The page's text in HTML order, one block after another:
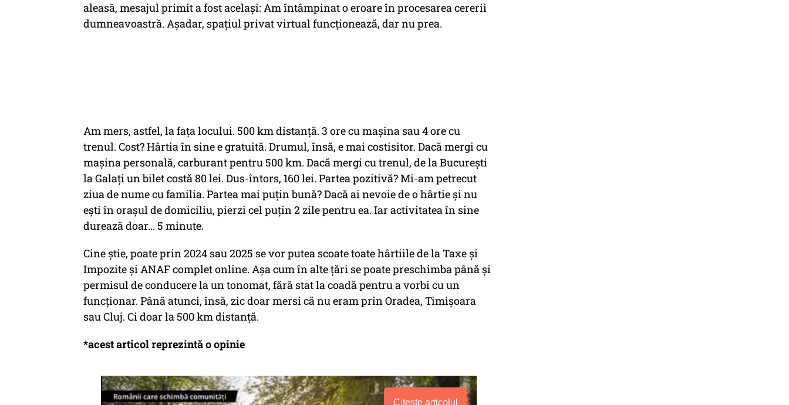
aleasă, mesajul primit a fost acelaşi: Am întâmpinat o eroare în procesarea cererii
dumneavoastră. Aşadar, spaţiul privat virtual funcţionează, dar nu prea.
Am mers, astfel, la faţa locului. 500 km distanţă. 3 ore cu maşina sau 4 ore cu
trenul. Cost? Hârtia în sine e gratuită. Drumul, însă, e mai costisitor. Dacă mergi cu
maşina personală, carburant pentru 500 km. Dacă mergi cu trenul, de la Bucureşti
la Galaţi un bilet costă 80 lei. Dus-întors, 160 lei. Partea pozitivă? Mi-am petrecut
ziua de nume cu familia. Partea mai puţin bună? Dacă ai nevoie de o hârtie şi nu
eşti în oraşul de domiciliu, pierzi cel puţin 2 zile pentru ea. Iar activitatea în sine
durează doar... 5 minute.
Cine ştie, poate prin 2024 sau 2025 se vor putea scoate toate hârtiile de la Taxe şi
Impozite şi ANAF complet online. Aşa cum în alte ţări se poate preschimba până şi
permisul de conducere la un tonomat, fără stat la coadă pentru a vorbi cu un
funcţionar. Până atunci, însă, zic doar mersi că nu eram prin Oradea, Timişoara
sau Cluj. Ci doar la 500 km distanţă.
*acest articol reprezintă o opinie
Citește articolul